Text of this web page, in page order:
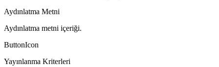
Aydınlatma Metni
Aydınlatma metni içeriği.
ButtonIcon
Yayınlanma Kriterleri